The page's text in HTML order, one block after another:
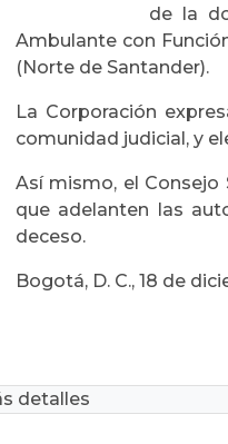
de la
Ambulante con
(Norte de Santander).
La Corporación
comunidad judicial, y
Así mismo, el Consejo
que adelanten las
deceso.
Bogotá, D. C., 18 de
detalles